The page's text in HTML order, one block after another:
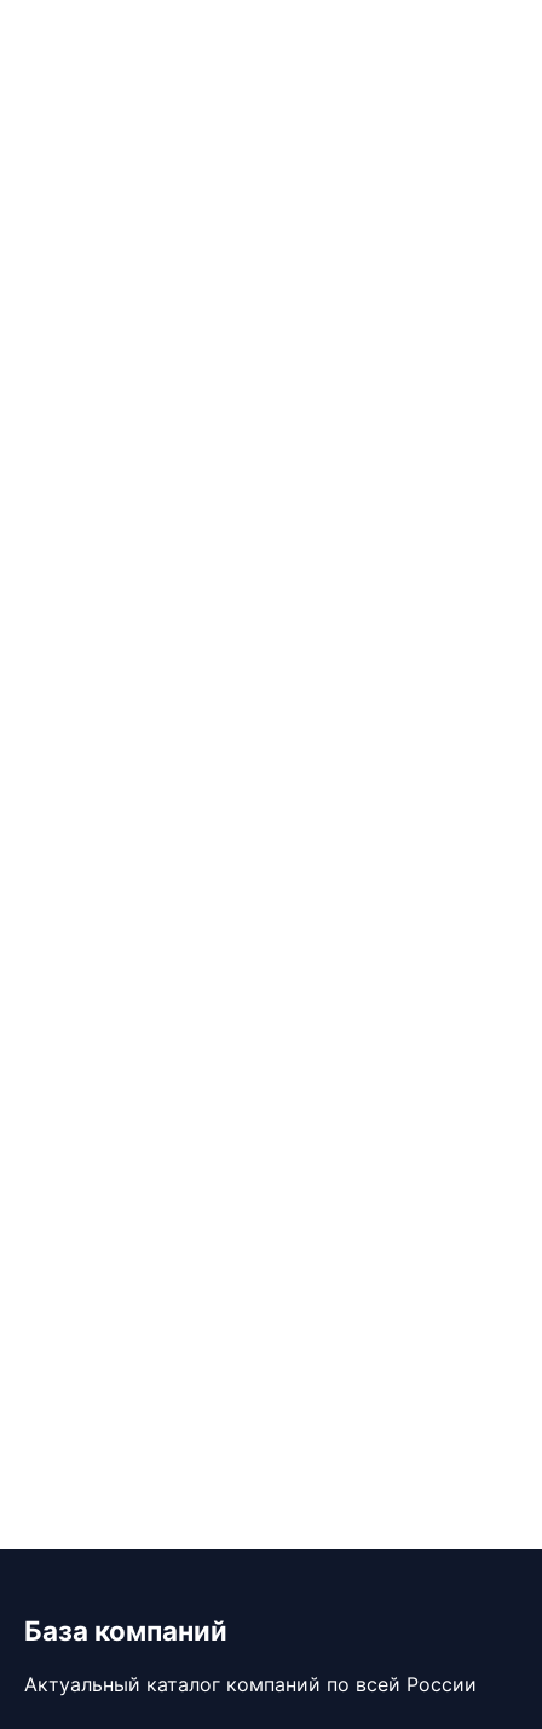
База компаний
Актуальный каталог компаний по всей России